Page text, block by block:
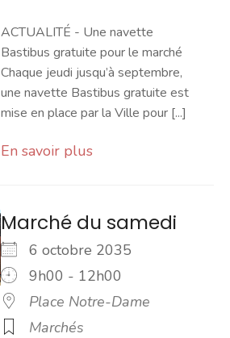
ACTUALITÉ - Une navette
Bastibus gratuite pour le marché
Chaque jeudi jusqu’à septembre,
une navette Bastibus gratuite est
mise en place par la Ville pour [...]
En savoir plus
Marché du samedi
6 octobre 2035
9h00 - 12h00
Place Notre-Dame
Marchés